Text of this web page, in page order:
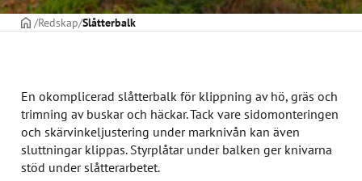
STARTSIDAN
Redskap Slåtterbalk
En okomplicerad slåtterbalk för klippning av hö, gräs och
trimning av buskar och häckar. Tack vare sidomonteringen
och skärvinkeljustering under marknivån kan även
sluttningar klippas. Styrplåtar under balken ger knivarna
stöd under slåtterarbetet.